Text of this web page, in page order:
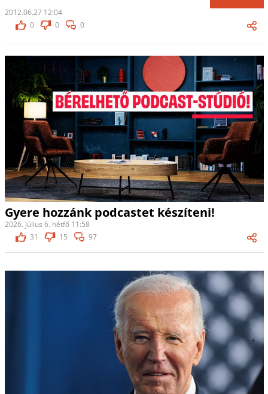
2012.06.27 12:04
0
0 0
Gyere hozzánk podcastet készíteni!
2026. július 6. hétfő 11:58
31
15 97